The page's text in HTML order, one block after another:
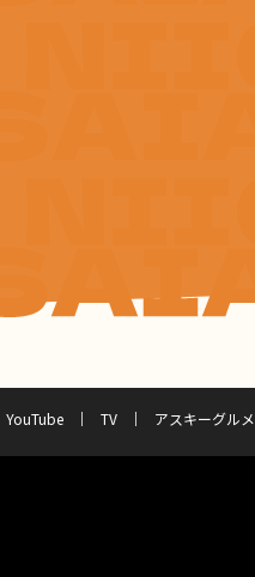
YouTube TV アスキーグルメ